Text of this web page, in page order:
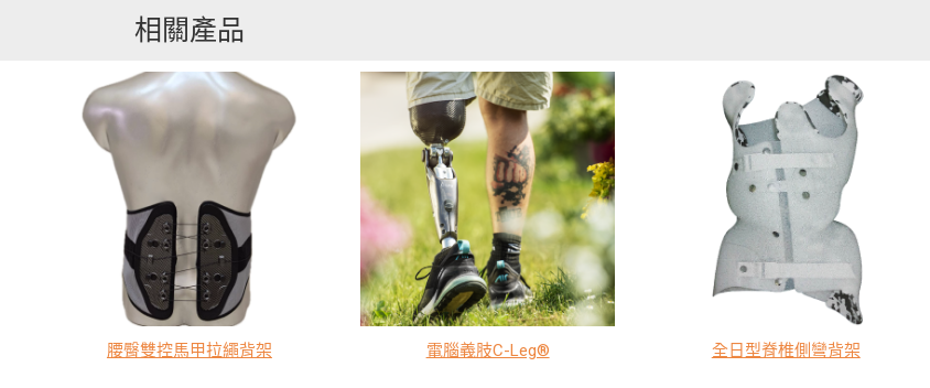
相關產品
腰臀雙控馬甲拉繩背架 電腦義肢C-Leg® 全日型脊椎側彎背架